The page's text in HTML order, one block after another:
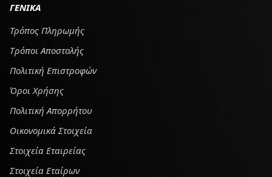
ΓΕΝΙΚΑ
Τρόπος Πληρωμής
Tρόποι Αποστολής
Πολιτική Επιστροφών
Όροι Χρήσης
Πολιτική Απορρήτου
Οικονομικά Στοιχεία
Στοιχεία Εταιρείας
Στοιχεία Εταίρων